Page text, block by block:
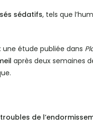
sédatifs, tels que
étude publiée dans
après deux semaines
de